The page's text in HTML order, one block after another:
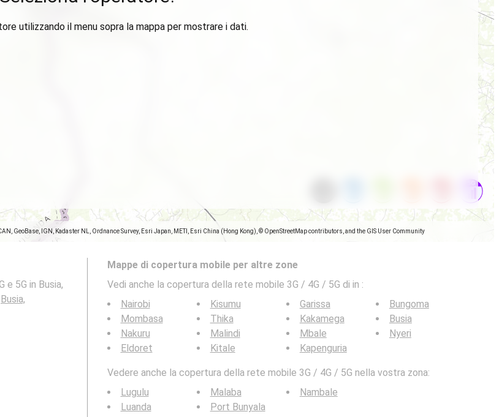
GeoBase, IGN, Kadaster NL, Ordnance Survey, Esri Japan, METI, Esri China (Hong Kong), © OpenStreetMap contributors, and the GIS User Community
utilizzando il menu sopra la mappa per mostrare i dati.
e 5G in Busia,
Busia,
Mappe di copertura mobile per altre zone
Vedi anche la copertura della rete mobile 3G / 4G / 5G di in :
Nairobi
Mombasa
Nakuru
Eldoret
Kisumu
Thika
Malindi
Kitale
Garissa
Kakamega
Mbale
Kapenguria
Bungoma
Busia
Nyeri
Vedere anche la copertura della rete mobile 3G / 4G / 5G nella vostra zona:
Lugulu
Luanda
Malaba
Port Bunyala
Nambale